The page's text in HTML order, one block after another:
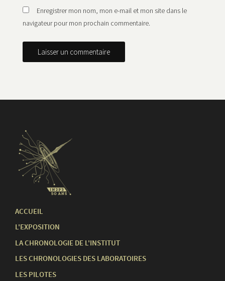
Enregistrer mon nom, mon e-mail et mon site dans le
navigateur pour mon prochain commentaire.
ACCUEIL
L'EXPOSITION
LA CHRONOLOGIE DE L'INSTITUT
LES CHRONOLOGIES DES LABORATOIRES
LES PILOTES